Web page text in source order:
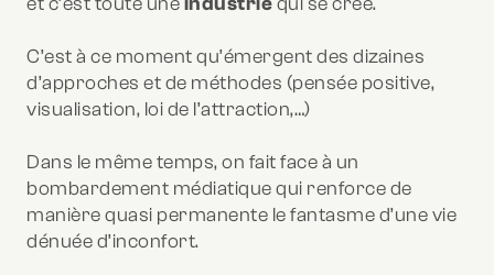
C’est à ce moment qu’émergent des dizaines
d’approches et de méthodes (pensée positive,
visualisation, loi de l’attraction,…)
Dans le même temps, on fait face à un
bombardement médiatique qui renforce de
manière quasi permanente le fantasme d’une vie
dénuée d’inconfort.